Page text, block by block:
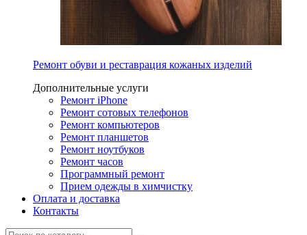
Ремонт обуви и реставрация кожаных изделий
Дополнительные услуги
Ремонт iPhone
Ремонт сотовых телефонов
Ремонт компьютеров
Ремонт планшетов
Ремонт ноутбуков
Ремонт часов
Программный ремонт
Прием одежды в химчистку
Оплата и доставка
Контакты